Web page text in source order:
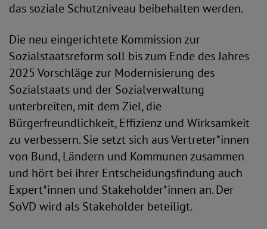
das soziale Schutzniveau beibehalten werden.
Die neu eingerichtete Kommission zur
Sozialstaatsreform soll bis zum Ende des Jahres
2025 Vorschläge zur Modernisierung des
Sozialstaats und der Sozialverwaltung
unterbreiten, mit dem Ziel, die
Bürgerfreundlichkeit, Effizienz und Wirksamkeit
zu verbessern. Sie setzt sich aus Vertreter*innen
von Bund, Ländern und Kommunen zusammen
und hört bei ihrer Entscheidungsfindung auch
Expert*innen und Stakeholder*innen an. Der
SoVD wird als Stakeholder beteiligt.